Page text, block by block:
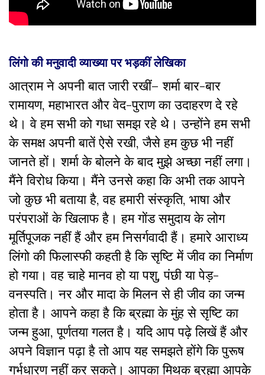
लिंगो की मनुवादी व्याख्या पर भड़कीं लेखिका
आत्राम ने अपनी बात जारी रखीं– शर्मा बार-बार
रामायण, महाभारत और वेद-पुराण का उदाहरण दे रहे
थे। वे हम सभी को गधा समझ रहे थे। उन्होंने हम सभी
के समक्ष अपनी बातें ऐसे रखी, जैसे हम कुछ भी नहीं
जानते हों। शर्मा के बोलने के बाद मुझे अच्छा नहीं लगा।
मैंने विरोध किया। मैंने उनसे कहा कि अभी तक आपने
जो कुछ भी बताया है, वह हमारी संस्कृति, भाषा और
परंपराओं के खिलाफ है। हम गोंड समुदाय के लोग
मूर्तिपूजक नहीं हैं और हम निसर्गवादी हैं। हमारे आराध्य
लिंगो की फिलास्फी कहती है कि सृष्टि में जीव का निर्माण
हो गया। वह चाहे मानव हो या पशु, पंछी या पेड़-
वनस्पति। नर और मादा के मिलन से ही जीव का जन्म
होता है। आपने कहा है कि ब्रह्मा के मुंह से सृष्टि का
जन्म हुआ, पूर्णतया गलत है। यदि आप पढ़े लिखें हैं और
अपने विज्ञान पढ़ा है तो आप यह समझते होंगे कि पुरूष
गर्भधारण नहीं कर सकते। आपका मिथक ब्रह्मा आपके